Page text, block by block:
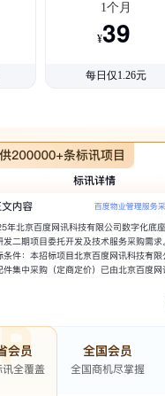
1个月
¥39
每日仅1.26元